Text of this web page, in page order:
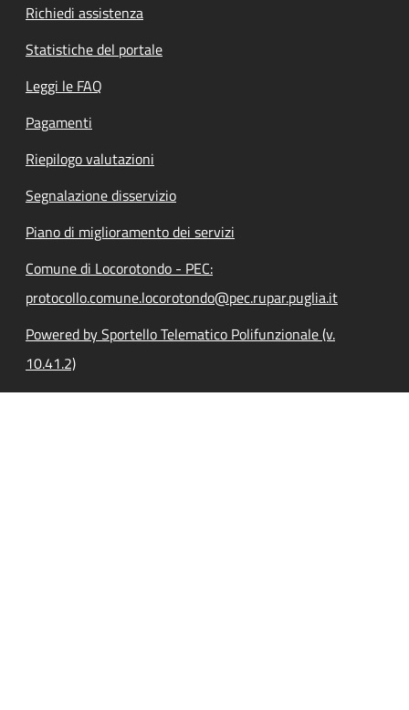
Richiedi assistenza
Statistiche del portale
Leggi le FAQ
Pagamenti
Riepilogo valutazioni
Segnalazione disservizio
Piano di miglioramento dei servizi
Comune di Locorotondo - PEC:
protocollo.comune.locorotondo@pec.rupar.puglia.it
Powered by Sportello Telematico Polifunzionale (v.
10.41.2)